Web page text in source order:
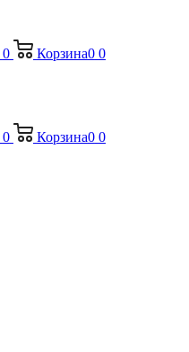
0 Корзина0 0
0 Корзина0 0